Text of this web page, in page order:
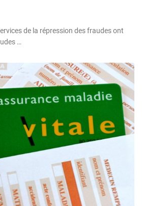
de la répression des fraudes ont
…